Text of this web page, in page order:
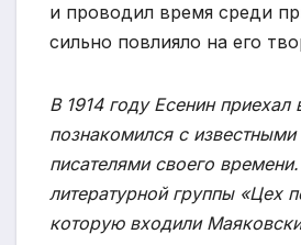
и проводил время среди
сильно повлияло на его
В 1914 году Есенин
познакомился с
писателями своего
литературной группы «Цех
которую входили